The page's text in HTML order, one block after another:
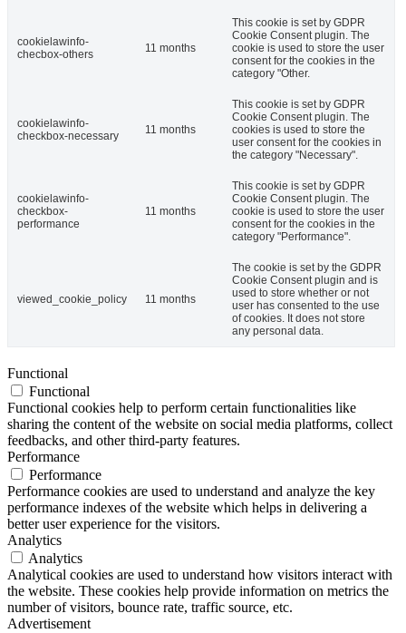
cookielawinfo-
checbox-others
11 months
This cookie is set by GDPR
Cookie Consent plugin. The
cookie is used to store the user
consent for the cookies in the
category "Other.
cookielawinfo-
checkbox-necessary
11 months
This cookie is set by GDPR
Cookie Consent plugin. The
cookies is used to store the
user consent for the cookies in
the category "Necessary".
cookielawinfo-
checkbox-
performance
11 months
This cookie is set by GDPR
Cookie Consent plugin. The
cookie is used to store the user
consent for the cookies in the
category "Performance".
viewed_cookie_policy 11 months
The cookie is set by the GDPR
Cookie Consent plugin and is
used to store whether or not
user has consented to the use
of cookies. It does not store
any personal data.
Functional
Functional
Functional cookies help to perform certain functionalities like
sharing the content of the website on social media platforms, collect
feedbacks, and other third-party features.
Performance
Performance
Performance cookies are used to understand and analyze the key
performance indexes of the website which helps in delivering a
better user experience for the visitors.
Analytics
Analytics
Analytical cookies are used to understand how visitors interact with
the website. These cookies help provide information on metrics the
number of visitors, bounce rate, traffic source, etc.
Advertisement